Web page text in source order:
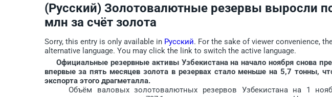
(Русский) Золотовалютные резервы выросли
млн за счёт золота
Sorry, this entry is only available in Русский. For the sake of viewer convenience,
alternative language. You may click the link to switch the active language.
Официальные резервные активы Узбекистана на начало ноября снова
впервые за пять месяцев золота в резервах стало меньше на 5,7 тонны,
экспорта этого драгметалла.
Объём валовых золотовалютных резервов Узбекистана на 1